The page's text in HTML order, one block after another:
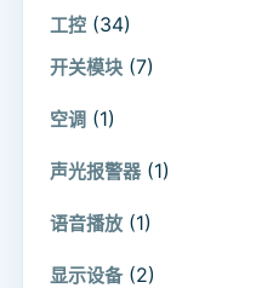
工控 (34)
开关模块 (7)
空调 (1)
声光报警器 (1)
语音播放 (1)
显示设备 (2)